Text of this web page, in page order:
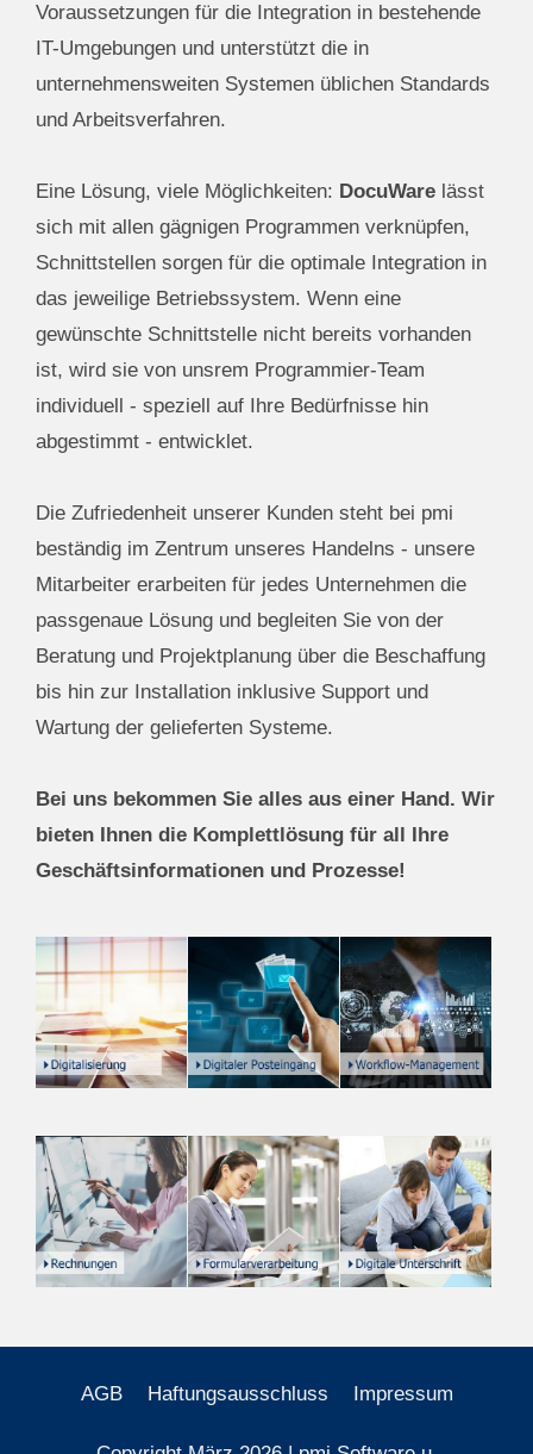
Voraussetzungen für die Integration in bestehende
IT-Umgebungen und unterstützt die in
unternehmensweiten Systemen üblichen Standards
und Arbeitsverfahren.
Eine Lösung, viele Möglichkeiten: DocuWare lässt
sich mit allen gägnigen Programmen verknüpfen,
Schnittstellen sorgen für die optimale Integration in
das jeweilige Betriebssystem. Wenn eine
gewünschte Schnittstelle nicht bereits vorhanden
ist, wird sie von unsrem Programmier-Team
individuell - speziell auf Ihre Bedürfnisse hin
abgestimmt - entwicklet.
Die Zufriedenheit unserer Kunden steht bei pmi
beständig im Zentrum unseres Handelns - unsere
Mitarbeiter erarbeiten für jedes Unternehmen die
passgenaue Lösung und begleiten Sie von der
Beratung und Projektplanung über die Beschaffung
bis hin zur Installation inklusive Support und
Wartung der gelieferten Systeme.
Bei uns bekommen Sie alles aus einer Hand. Wir
bieten Ihnen die Komplettlösung für all Ihre
Geschäftsinformationen und Prozesse!
AGB Haftungsausschluss Impressum